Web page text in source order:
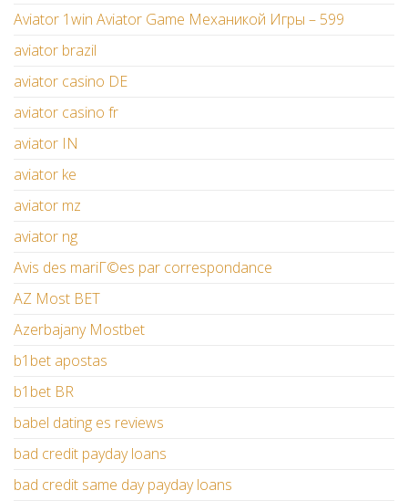
Aviator 1win Aviator Game Механикой Игры – 599
aviator brazil
aviator casino DE
aviator casino fr
aviator IN
aviator ke
aviator mz
aviator ng
Avis des mariГ©es par correspondance
AZ Most BET
Azerbajany Mostbet
b1bet apostas
b1bet BR
babel dating es reviews
bad credit payday loans
bad credit same day payday loans